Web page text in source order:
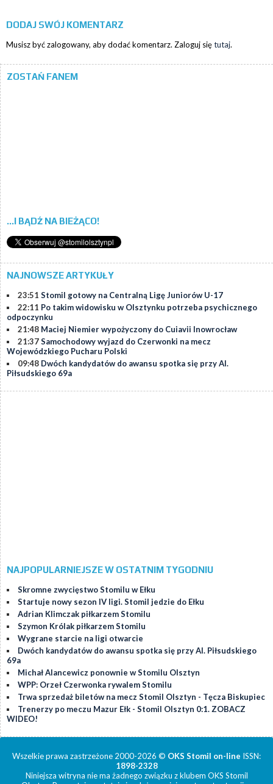
DODAJ SWÓJ KOMENTARZ
Musisz być zalogowany, aby dodać komentarz. Zaloguj siętutaj.
ZOSTAŃ FANEM
...I BĄDŹ NA BIEŻĄCO!
NAJNOWSZE ARTYKUŁY
23:51 Stomil gotowy na Centralną Ligę Juniorów U-17
22:11 Po takim widowisku w Olsztynku potrzeba psychicznego
odpoczynku
21:48 Maciej Niemier wypożyczony do Cuiavii Inowrocław
21:37Samochodowy wyjazd do Czerwonki na mecz
Wojewódzkiego Pucharu Polski
09:48 Dwóch kandydatów do awansu spotka się przy Al.
Piłsudskiego 69a
NAJPOPULARNIEJSZE W OSTATNIM TYGODNIU
Skromne zwycięstwo Stomilu w Ełku
Startuje nowy sezon IV ligi. Stomil jedzie do Ełku
Adrian Klimczak piłkarzem Stomilu
Szymon Królak piłkarzem Stomilu
Wygrane starcie na ligi otwarcie
Dwóch kandydatów do awansu spotka się przy Al. Piłsudskiego
69a
Michał Alancewicz ponownie w Stomilu Olsztyn
WPP: Orzeł Czerwonka rywalem Stomilu
Trwa sprzedaż biletów na mecz Stomil Olsztyn - Tęcza Biskupiec
Trenerzy po meczu Mazur Ełk - Stomil Olsztyn 0:1. ZOBACZ
WIDEO!
Wszelkie prawa zastrzeżone 2000-2026 © OKS Stomil on-line ISSN:
1898-2328
Niniejsza witryna nie ma żadnego związku z klubem OKS Stomil